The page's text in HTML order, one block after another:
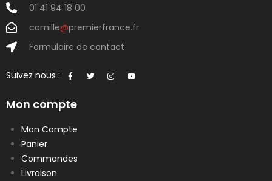
01 41 94 18 00
camille@premierfrance.fr
Formulaire de contact
Suivez nous :
Mon compte
Mon Compte
Panier
Commandes
Livraison